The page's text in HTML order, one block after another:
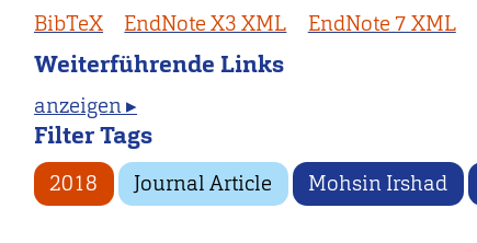
BibTeX EndNote X3 XML EndNote 7 XML
Weiterführende Links
anzeigen ▸
Filter Tags
2018 Journal Article Mohsin Irshad